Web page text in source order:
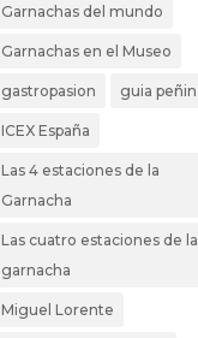
Garnachas del mundo
Garnachas en el Museo
gastropasion guia peñin
ICEX España
Las 4 estaciones de la
Garnacha
Las cuatro estaciones de la
garnacha
Miguel Lorente